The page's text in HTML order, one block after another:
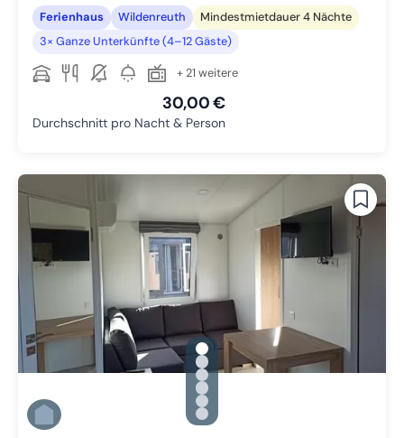
Ferienhaus Wildenreuth
Mindestmietdauer 4 Nächte
3× Ganze Unterkünfte (4–12 Gäste)
+ 21 weitere
30,00 €
Durchschnitt pro Nacht & Person
gallery.slide_selector
Zu Slide 1 wechseln
Zu Slide 2 wechseln
Zu Slide 3 wechseln
Zu Slide 4 wechseln
Zu Slide 5 wechseln
Zu Slide 6 wechseln